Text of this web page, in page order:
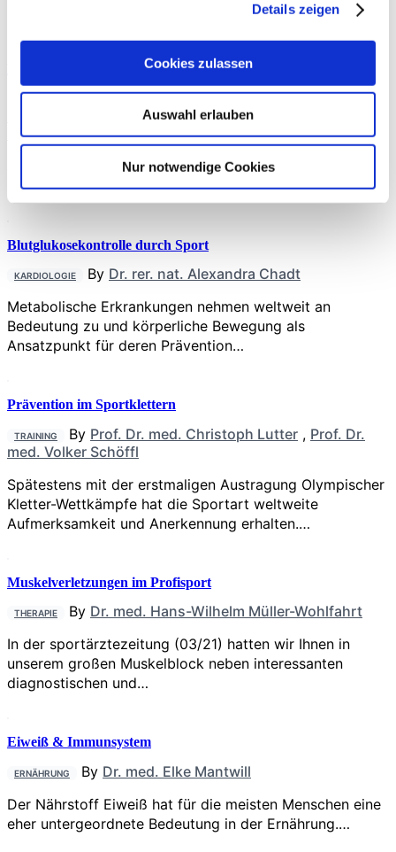
Details zeigen
Cookies zulassen
Auswahl erlauben
Nur notwendige Cookies
Behandlung zahlreicher chronischer…
Hamstringverletzungen
By PD Dr. med. Gerrit Bode,Dr. med. Lisa
Dr. med. Markus Wenning,Dr. med. Helge
Eberbach
Jede dritte Verletzung im Profifußball ist muskulär
bedingt und 27 % aller Ausfalltage sind auf muskuläre…
Blutglukosekontrolle durch Sport
KARDIOLOGIE By Dr. rer. nat. Alexandra Chadt
Metabolische Erkrankungen nehmen weltweit an
Bedeutung zu und körperliche Bewegung als
Ansatzpunkt für deren Prävention…
Prävention im Sportklettern
TRAINING By Prof. Dr. med. Christoph Lutter , Prof. Dr.
med. Volker Schöffl
Spätestens mit der erstmaligen Austragung Olympischer
Kletter-Wettkämpfe hat die Sportart weltweite
Aufmerksamkeit und Anerkennung erhalten.…
Muskelverletzungen im Profisport
THERAPIE By Dr. med. Hans-Wilhelm Müller-Wohlfahrt
In der sportärztezeitung (03/21) hatten wir Ihnen in
unserem großen Muskelblock neben interessanten
diagnostischen und…
Eiweiß & Immunsystem
ERNÄHRUNG By Dr. med. Elke Mantwill
Der Nährstoff Eiweiß hat für die meisten Menschen eine
eher untergeordnete Bedeutung in der Ernährung.…